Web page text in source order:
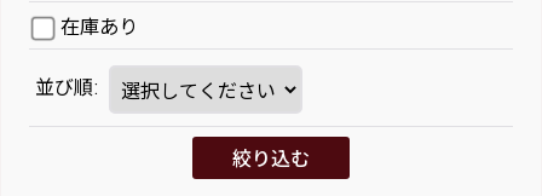
在庫あり
並び順:
絞り込む